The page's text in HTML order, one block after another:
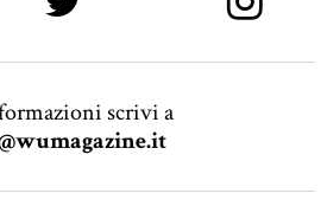
scrivi a